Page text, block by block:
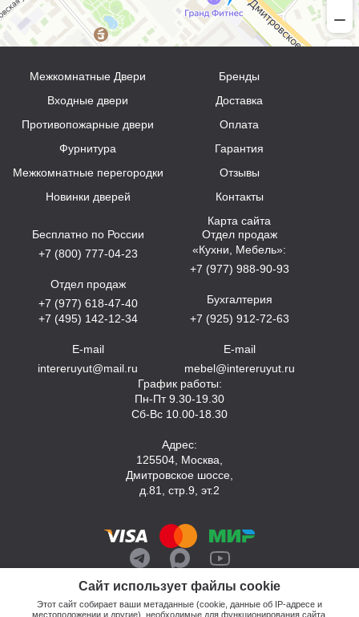
Сайт использует файлы cookie
Этот сайт собирает ваши метаданные (cookie, данные об IP-адресе и
местоположении и другие), необходимые для функционирования сайта.
Межкомнатные Двери
Входные двери
Противопожарные двери
Фурнитура
Межкомнатные перегородки
Новинки дверей
Бренды
Доставка
Оплата
Гарантия
Отзывы
Контакты
Карта сайта
Бесплатно по России
+7 (800) 777-04-23
Отдел продаж
+7 (977) 618-47-40
+7 (495) 142-12-34
E-mail
intereruyut@mail.ru
Отдел продаж
«Кухни, Мебель»:
+7 (977) 988-90-93
Бухгалтерия
+7 (925) 912-72-63
E-mail
mebel@intereruyut.ru
График работы:
Пн-Пт 9.30-19.30
Сб-Вс 10.00-18.30
Адрес:
125504, Москва,
Дмитровское шоссе,
д.81, стр.9, эт.2